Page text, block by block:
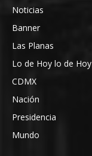
Noticias
Banner
Las Planas
Lo de Hoy lo de Hoy
CDMX
Nación
Presidencia
Mundo